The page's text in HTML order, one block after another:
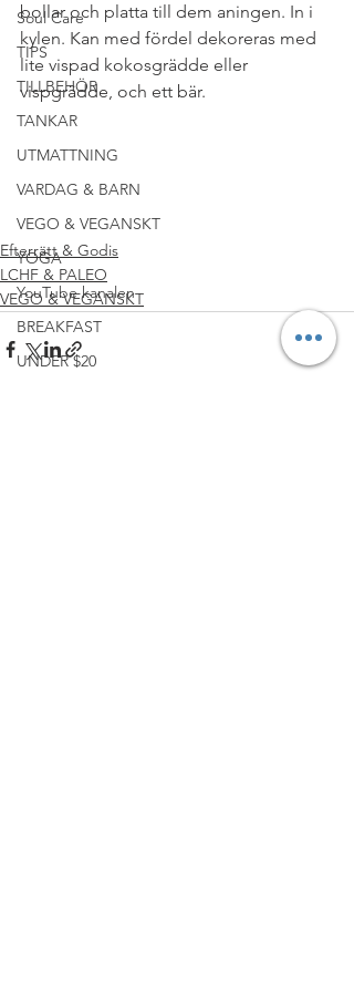
Soul Care
TIPS
TILLBEHÖR
TANKAR
UTMATTNING
VARDAG & BARN
VEGO & VEGANSKT
YOGA
YouTube kanalen
BREAKFAST
UNDER $20
bollar och platta till dem aningen. In i
kylen. Kan med fördel dekoreras med
lite vispad kokosgrädde eller
vispgrädde, och ett bär.
#NYTTIGFIKA
#RAWFOOD
#RECEPT #CHOKLAD
#GLUTENFRITT
Efterrätt & Godis
LCHF & PALEO
VEGO & VEGANSKT